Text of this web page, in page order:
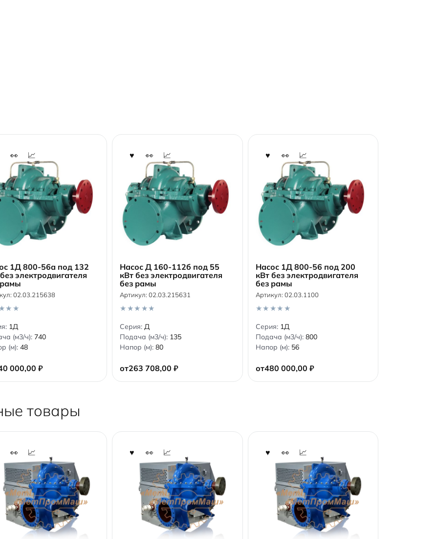
1Д 800-56а под 132
электродвигателя
000,00 ₽
02.03.215638
1Д
(м3/ч): 740
(м): 48
Насос Д 160-112б под 55
кВт без электродвигателя
без рамы
от263 708,00 ₽
Артикул: 02.03.215631
0
o
u
t
o
5
Серия: Д
Подача (м3/ч): 135
Напор (м): 80
Насос 1Д 800-56 под 200
кВт без электродвигателя
без рамы
от480 000,00 ₽
Артикул: 02.03.1100
0
o
u
t
o
5
Серия: 1Д
Подача (м3/ч): 800
Напор (м): 56
товары